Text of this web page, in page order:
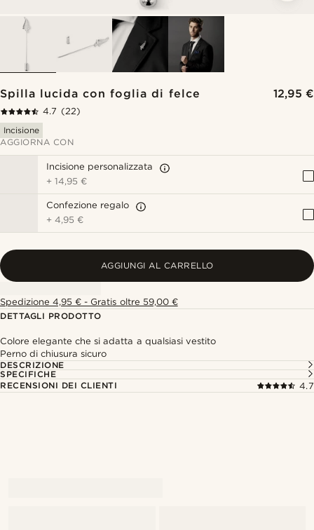
Spilla lucida con foglia di felce 12,95 €
4.7 (22)
Incisione
AGGIORNA CON
Incisione personalizzata
+14,95 €
Confezione regalo
+4,95 €
AGGIUNGI AL CARRELLO
Spedizione 4,95 € - Gratis oltre 59,00 €
DETTAGLI PRODOTTO
Colore elegante che si adatta a qualsiasi vestito
Perno di chiusura sicuro
DESCRIZIONE
SPECIFICHE
RECENSIONI DEI CLIENTI
4.7